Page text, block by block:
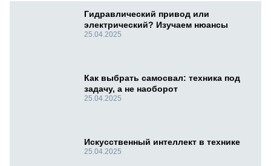
Гидравлический привод или
электрический? Изучаем нюансы
25.04.2025
Как выбрать самосвал: техника под
задачу, а не наоборот
25.04.2025
Искусственный интеллект в технике
25.04.2025